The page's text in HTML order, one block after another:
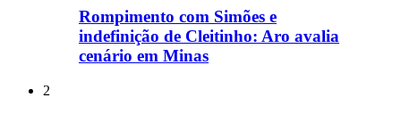
Rompimento com Simões e
indefinição de Cleitinho: Aro avalia
cenário em Minas
2